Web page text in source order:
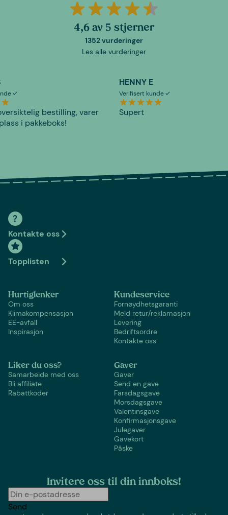
4,6 av 5 stjerner
1352 vurderinger
Les alle vurderinger
bestilling, varer
i pakkeboks!
HENNY E
Verifisert kunde
Supert
Kontakte oss
Topplisten
Hurtiglenker
Om oss
Klimakompensasjon
EE-avfall
Inspirasjon
Kundeservice
Fornøydhetsgaranti
Meld retur/reklamasjon
Levering
Bedriftsordre
Kontakte oss
Liker du oss?
Samarbeide med oss
Bli affiliate
Rabattkoder
Gaver
Gaver
Send en gave
Farsdagsgave
Morsdagsgave
Valentinsgave
Konfirmasjonsgave
Julegaver
Gavekort
Påske
Invitere oss til din innboks!
Send